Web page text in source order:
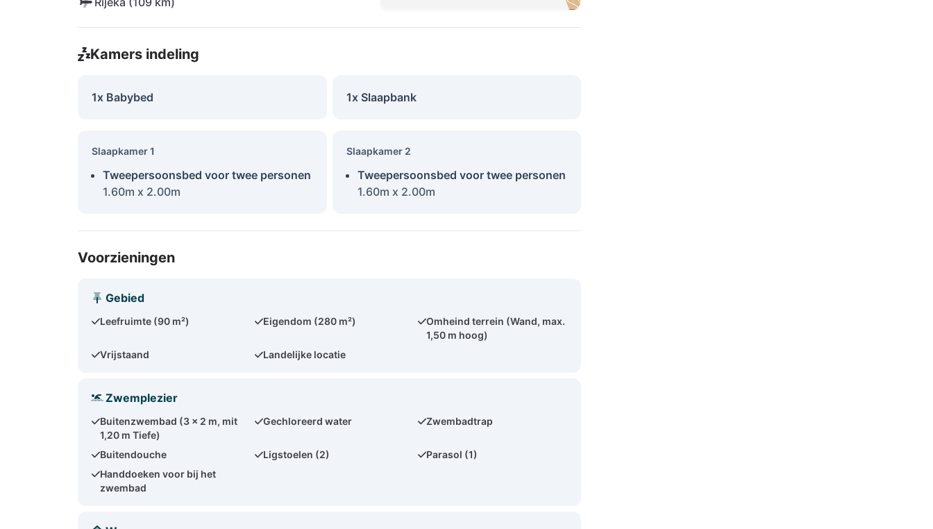
Kamers indeling
1x Babybed 1x Slaapbank
Slaapkamer 1
Tweepersoonsbed voor twee personen
1.60m x 2.00m
Slaapkamer 2
Tweepersoonsbed voor twee personen
1.60m x 2.00m
Voorzieningen
Gebied
Leefruimte (90 m²) Eigendom (280 m²)
Omheind terrein (Wand, max.
1,50 m hoog)
Vrijstaand
Landelijke locatie
Zwemplezier
Buitenzwembad (3 x 2 m, mit
1,20 m Tiefe)
Gechloreerd water Zwembadtrap
Buitendouche Ligstoelen (2)
Parasol (1)
Handdoeken voor bij het
zwembad